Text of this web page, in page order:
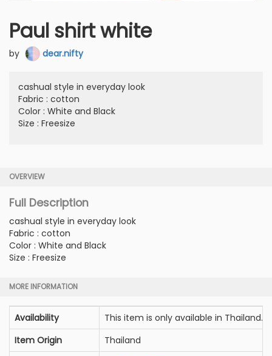
Paul shirt white
by dear.nifty
cashual style in everyday look
Fabric : cotton
Color : White and Black
Size : Freesize
OVERVIEW
Full Description
cashual style in everyday look
Fabric : cotton
Color : White and Black
Size : Freesize
MORE INFORMATION
Availability
This item is only available in Thailand.
Item Origin
Thailand